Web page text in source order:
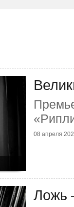
08 апреля
Ложь